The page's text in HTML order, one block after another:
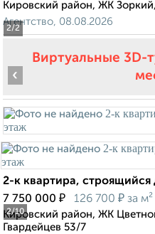
2/2
Кировский район, ЖК
Агентство, 08.08.2026
Виртуальные
2/10
‹
2-к квартира,
7 750 000 ₽ 126 700 ₽ за м²
Кировский район, ЖК
Гвардейцев 53/7